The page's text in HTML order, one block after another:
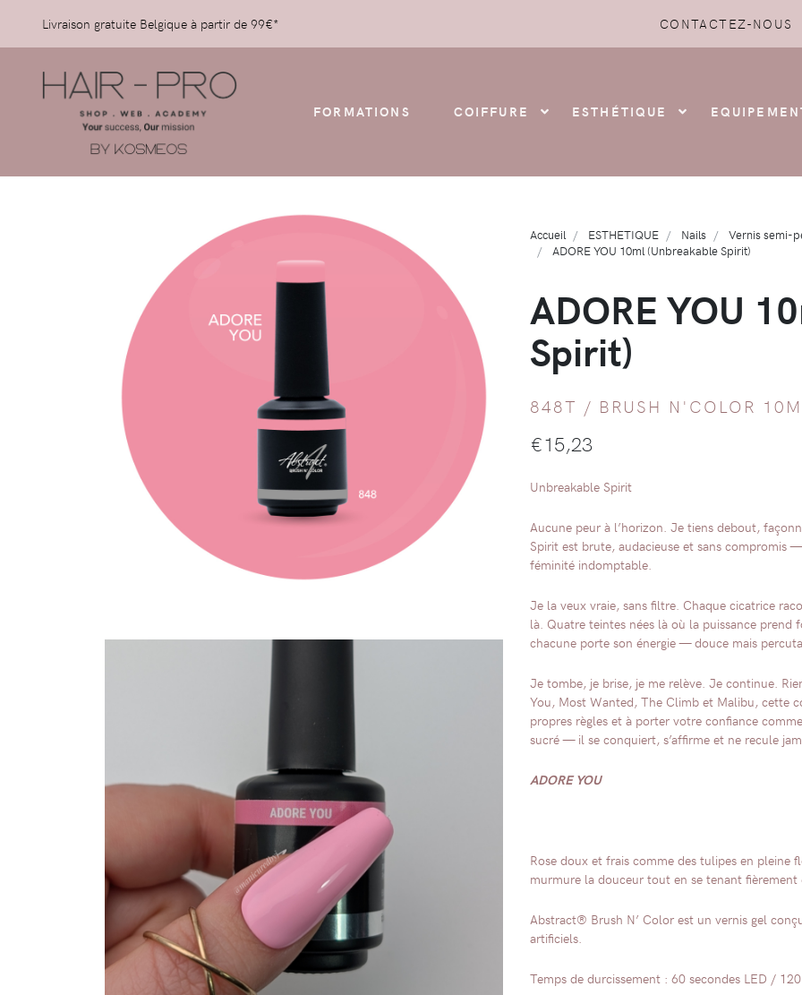
Livraison gratuite Belgique à partir de 99€* CONTACTEZ-NOUS
FORMATIONS COIFFURE ESTHÉTIQUE
Accueil ESTHETIQUE Nails
Vernis semi-
ADORE YOU 10ml (Unbreakable Spirit)
ADORE YOU
Spirit)
848T / BRUSH N'COLOR
€15,23
Unbreakable Spirit
Aucune peur à l’horizon. Je tiens debout,
Spirit est brute, audacieuse et sans compromis
féminité indomptable.
Je la veux vraie, sans filtre. Chaque cicatrice
là. Quatre teintes nées là où la puissance
chacune porte son énergie — douce mais
Je tombe, je brise, je me relève. Je continue.
You, Most Wanted, The Climb et Malibu, cette
propres règles et à porter votre confiance
sucré — il se conquiert, s’affirme et ne recule
ADORE YOU
Rose doux et frais comme des tulipes en
murmure la douceur tout en se tenant fièrement
Abstract® Brush N’ Color est un vernis gel
artificiels.
Temps de durcissement : 60 secondes LED /